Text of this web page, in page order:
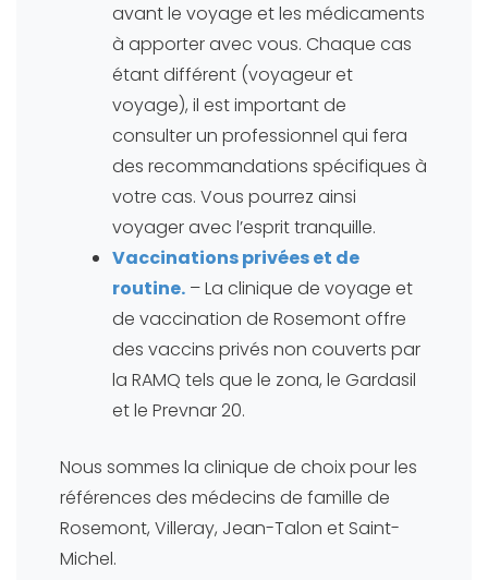
avant le voyage et les médicaments
à apporter avec vous. Chaque cas
étant différent (voyageur et
voyage), il est important de
consulter un professionnel qui fera
des recommandations spécifiques à
votre cas. Vous pourrez ainsi
voyager avec l’esprit tranquille.
Vaccinations privées et de
routine. – La clinique de voyage et
de vaccination de Rosemont offre
des vaccins privés non couverts par
la RAMQ tels que le zona, le Gardasil
et le Prevnar 20.
Nous sommes la clinique de choix pour les
références des médecins de famille de
Rosemont, Villeray, Jean-Talon et Saint-
Michel.